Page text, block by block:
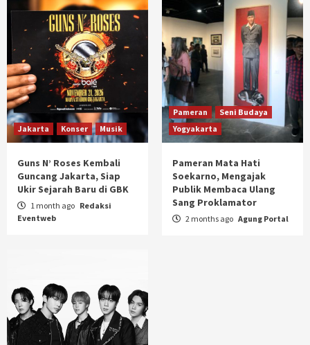
Jakarta Konser Musik
Guns N’ Roses Kembali
Guncang Jakarta, Siap
Ukir Sejarah Baru di GBK
1 month ago Redaksi
Eventweb
Pameran
Seni Budaya
Yogyakarta
Pameran Mata Hati
Soekarno, Mengajak
Publik Membaca Ulang
Sang Proklamator
2 months ago Agung Portal